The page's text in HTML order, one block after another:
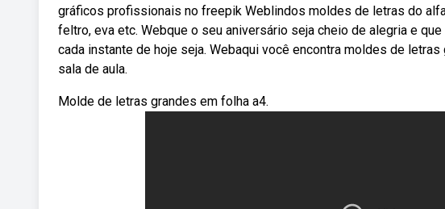
gráficos profissionais no freepik Weblindos moldes de letras do
feltro, eva etc. Webque o seu aniversário seja cheio de alegria e
cada instante de hoje seja. Webaqui você encontra moldes de
sala de aula.
Molde de letras grandes em folha a4.